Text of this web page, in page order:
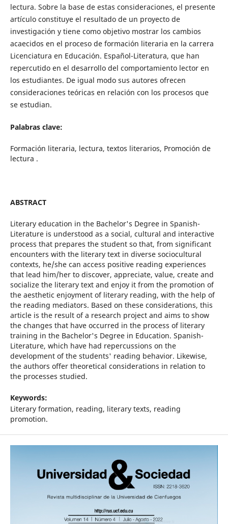
lectura. Sobre la base de estas consideraciones, el presente
artículo constituye el resultado de un proyecto de
investigación y tiene como objetivo mostrar los cambios
acaecidos en el proceso de formación literaria en la carrera
Licenciatura en Educación. Español-Literatura, que han
repercutido en el desarrollo del comportamiento lector en
los estudiantes. De igual modo sus autores ofrecen
consideraciones teóricas en relación con los procesos que
se estudian.
Palabras clave:
Formación literaria, lectura, textos literarios, Promoción de
lectura .
ABSTRACT
Literary education in the Bachelor's Degree in Spanish-
Literature is understood as a social, cultural and interactive
process that prepares the student so that, from significant
encounters with the literary text in diverse sociocultural
contexts, he/she can access positive reading experiences
that lead him/her to discover, appreciate, value, create and
socialize the literary text and enjoy it from the promotion of
the aesthetic enjoyment of literary reading, with the help of
the reading mediators. Based on these considerations, this
article is the result of a research project and aims to show
the changes that have occurred in the process of literary
training in the Bachelor's Degree in Education. Spanish-
Literature, which have had repercussions on the
development of the students' reading behavior. Likewise,
the authors offer theoretical considerations in relation to
the processes studied.
Keywords:
Literary formation, reading, literary texts, reading
promotion.